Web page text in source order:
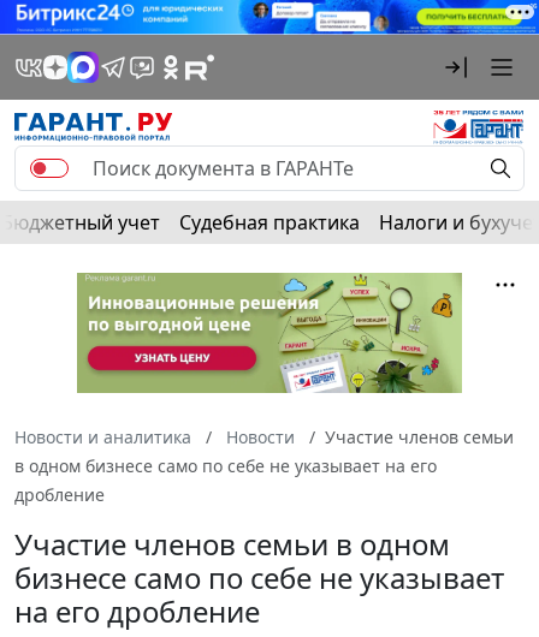
Бюджетный учет Судебная практика Налоги и
Новости и аналитика Новости
Участие членов семьи
в одном бизнесе само по себе не указывает на его
дробление
Участие членов семьи в одном
бизнесе само по себе не указывает
на его дробление